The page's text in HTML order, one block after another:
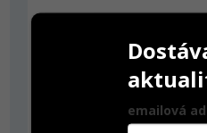
IPS e.max Press 5 ks
emailová